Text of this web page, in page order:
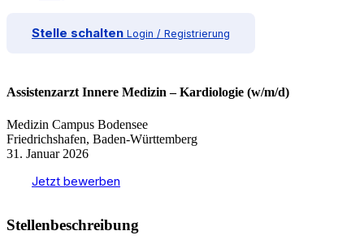
Stelle schalten Login / Registrierung
Assistenzarzt Innere Medizin – Kardiologie (w/m/d)
Medizin Campus Bodensee
Friedrichshafen, Baden-Württemberg
31. Januar 2026
Jetzt bewerben
Stellenbeschreibung